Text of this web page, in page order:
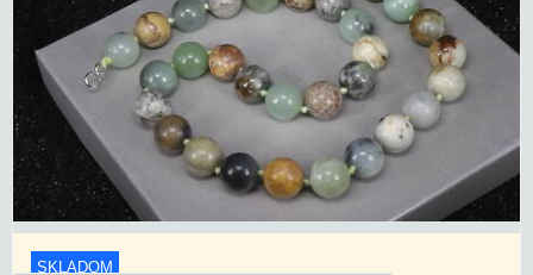
SKLADOM